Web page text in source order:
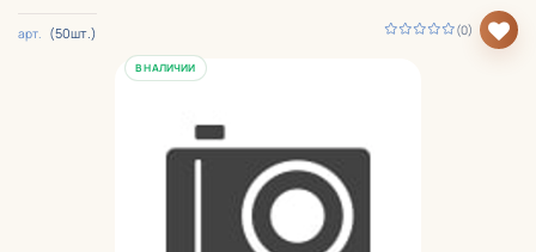
(0)
арт. (50шт.)
В НАЛИЧИИ